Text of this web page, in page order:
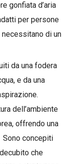
gonfiata d’aria
per persone
di un
da una fodera
e da una
dell’ambiente
offrendo una
concepiti
che